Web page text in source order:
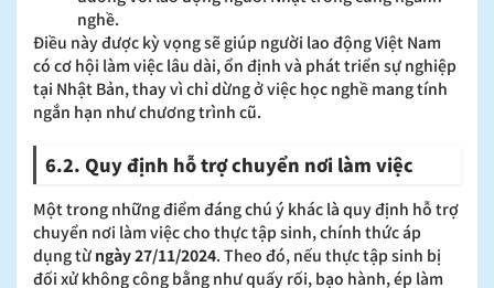
nghề.
Điều này được kỳ vọng sẽ giúp người lao động Việt Nam
có cơ hội làm việc lâu dài, ổn định và phát triển sự nghiệp
tại Nhật Bản, thay vì chỉ dừng ở việc học nghề mang tính
ngắn hạn như chương trình cũ.
6.2. Quy định hỗ trợ chuyển nơi làm việc
Một trong những điểm đáng chú ý khác là quy định hỗ trợ
chuyển nơi làm việc cho thực tập sinh, chính thức áp
dụng từ ngày 27/11/2024. Theo đó, nếu thực tập sinh bị
đối xử không công bằng như quấy rối, bạo hành, ép làm